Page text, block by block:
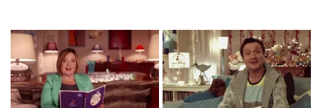
Interesują mnie wydarzenia z
tego regionu: